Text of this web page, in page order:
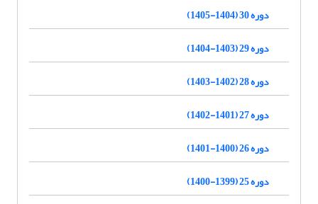
دوره 30 (1404-1405)
دوره 29 (1403-1404)
دوره 28 (1402-1403)
دوره 27 (1401-1402)
دوره 26 (1400-1401)
دوره 25 (1399-1400)